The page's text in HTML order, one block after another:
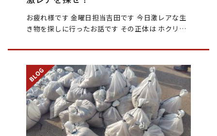
お疲れ様です 金曜日担当吉田です 今日激レアな生
き物を探しに行ったお話です その正体は ホクリ…